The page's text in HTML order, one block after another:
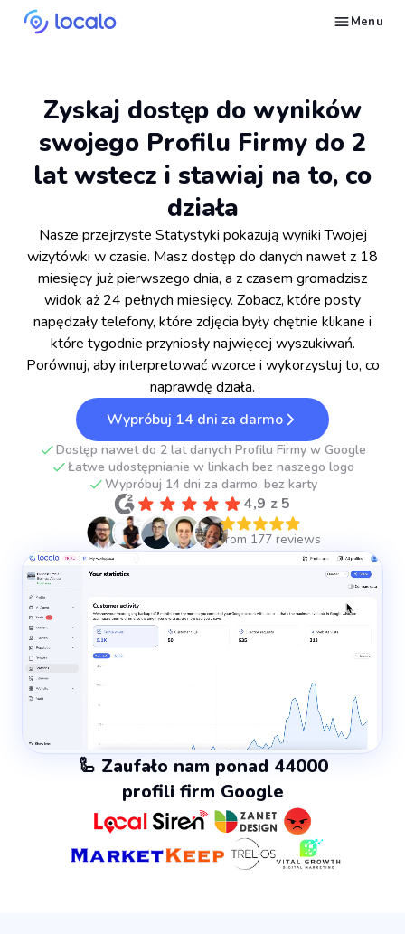
Menu
Zyskaj dostęp do wyników
swojego Profilu Firmy do 2
lat wstecz i stawiaj na to, co
działa
Nasze przejrzyste Statystyki pokazują wyniki Twojej
wizytówki w czasie. Masz dostęp do danych nawet z 18
miesięcy już pierwszego dnia, a z czasem gromadzisz
widok aż 24 pełnych miesięcy. Zobacz, które posty
napędzały telefony, które zdjęcia były chętnie klikane i
które tygodnie przyniosły najwięcej wyszukiwań.
Porównuj, aby interpretować wzorce i wykorzystuj to, co
naprawdę działa.
Wypróbuj 14 dni za darmo
Dostęp nawet do 2 lat danych Profilu Firmy w Google
Łatwe udostępnianie w linkach bez naszego logo
Wypróbuj 14 dni za darmo, bez karty
4,9 z 5
🦾 Zaufało nam ponad 44000
profili firm Google